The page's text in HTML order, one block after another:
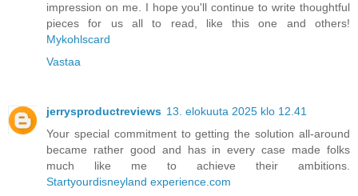
impression on me. I hope you'll continue to write thoughtful
pieces for us all to read, like this one and others!
Mykohlscard
Vastaa
jerrysproductreviews 13. elokuuta 2025 klo 12.41
Your special commitment to getting the solution all-around
became rather good and has in every case made folks
much like me to achieve their ambitions.
Startyourdisneyland experience.com